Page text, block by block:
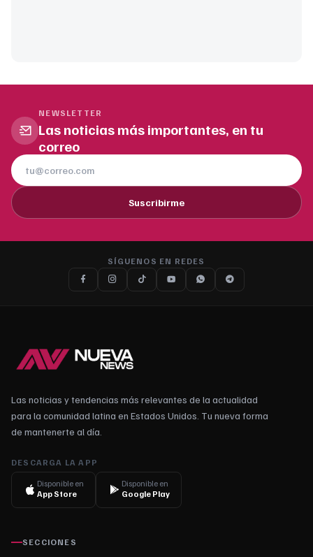
NEWSLETTER
Las noticias más importantes, en tu
correo
Suscribirme
SÍGUENOS EN REDES
Las noticias y tendencias más relevantes de la actualidad
para la comunidad latina en Estados Unidos. Tu nueva forma
de mantenerte al día.
DESCARGA LA APP
Disponible en
App Store
Disponible en
Google Play
SECCIONES